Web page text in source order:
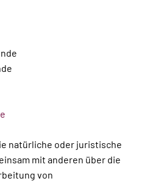
natürliche oder juristische
mit anderen über die
von